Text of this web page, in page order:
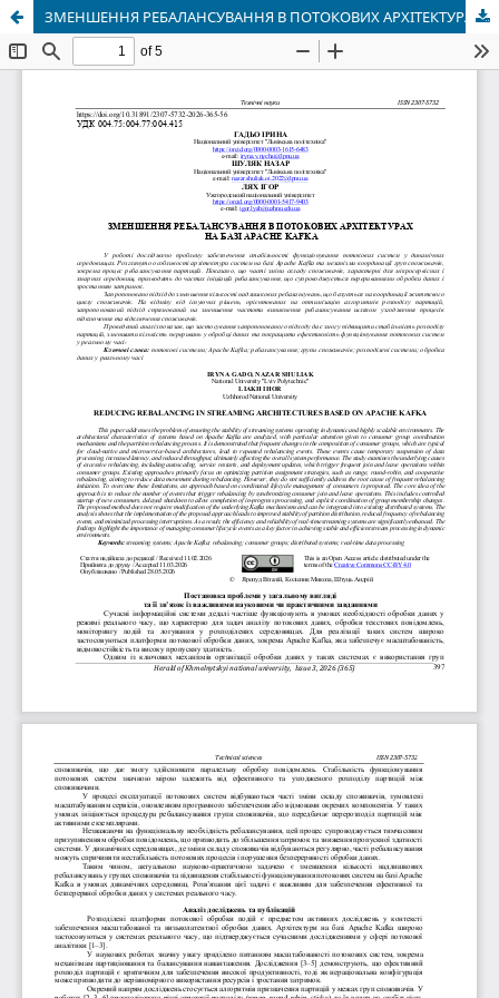
ЗМЕНШЕННЯ РЕБАЛАНСУВАННЯ В ПОТОКОВИХ АРХІТЕКТУРАХ НА БАЗІ APACHE KAFKA